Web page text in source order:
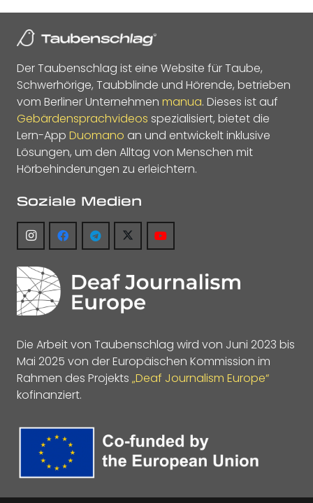
Der Taubenschlag ist eine Website für Taube,
Schwerhörige, Taubblinde und Hörende, betrieben
vom Berliner Unternehmen manua. Dieses ist auf
Gebärdensprachvideos spezialisiert, bietet die
Lern-App Duomano an und entwickelt inklusive
Lösungen, um den Alltag von Menschen mit
Hörbehinderungen zu erleichtern.
Soziale Medien
Die Arbeit von Taubenschlag wird von Juni 2023 bis
Mai 2025 von der Europäischen Kommission im
Rahmen des Projekts „Deaf Journalism Europe“
kofinanziert.